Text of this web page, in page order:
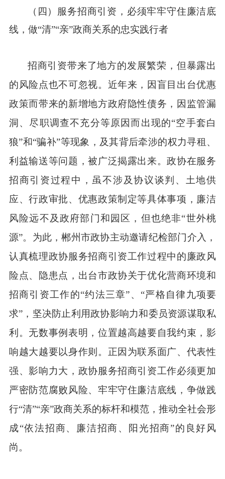
（四） 服务招商引资，必须牢牢守住廉洁底
线，做“清”“亲”政商关系的忠实践行者
招商引资带来了地方的发展繁荣，但暴露出
的风险点也不可忽视。近年来，因盲目出台优惠
政策而带来的新增地方政府隐性债务，因监管漏
洞、尽职调查不充分等原因而出现的“空手套白
狼”和“骗补”等现象，及其背后牵涉的权力寻租、
利益输送等问题，被广泛揭露出来。政协在服务
招商引资过程中，虽不涉及协议谈判、土地供
应、行政审批、优惠政策制定等具体事项，廉洁
风险远不及政府部门和园区，但也绝非“世外桃
源”。为此，郴州市政协主动邀请纪检部门介入，
认真梳理政协服务招商引资工作过程中的廉政风
险点、隐患点，出台市政协关于优化营商环境和
招商引资工作的“约法三章”、“严格自律九项要
求”，坚决防止利用政协影响力和委员资源谋取私
利。无数事例表明，位置越高越要自我约束，影
响越大越要以身作则。正因为联系面广、代表性
强、影响力大，政协服务招商引资工作必须更加
严密防范腐败风险、牢牢守住廉洁底线，争做践
行“清”“亲”政商关系的标杆和模范，推动全社会形
成“依法招商、廉洁招商、阳光招商”的良好风
尚。